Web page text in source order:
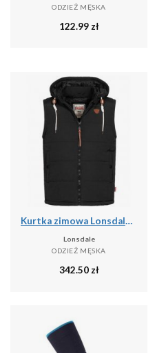
ODZIEŻ MĘSKA
122.99 zł
Kurtka zimowa Lonsdale Polmear
Lonsdale
ODZIEŻ MĘSKA
342.50zł